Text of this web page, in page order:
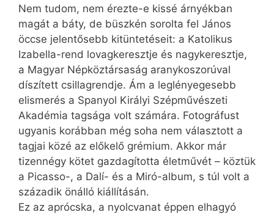
Nem tudom, nem érezte-e kissé árnyékban
magát a báty, de büszkén sorolta fel János
öccse jelentősebb kitüntetéseit: a Katolikus
Izabella-rend lovagkeresztje és nagykeresztje,
a Magyar Népköztársaság aranykoszorúval
díszített csillagrendje. Ám a leglényegesebb
elismerés a Spanyol Királyi Szépművészeti
Akadémia tagsága volt számára. Fotográfust
ugyanis korábban még soha nem választott a
tagjai közé az előkelő grémium. Akkor már
tizennégy kötet gazdagította életművét – köztük
a Picasso-, a Dalí- és a Miró-album, s túl volt a
századik önálló kiállításán.
Ez az aprócska, a nyolcvanat éppen elhagyó